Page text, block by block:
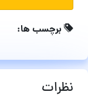
برچسب ها:
نظرات